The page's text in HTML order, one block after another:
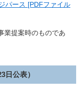
パース [PDFファイル
業提案時のものであ
日公表）